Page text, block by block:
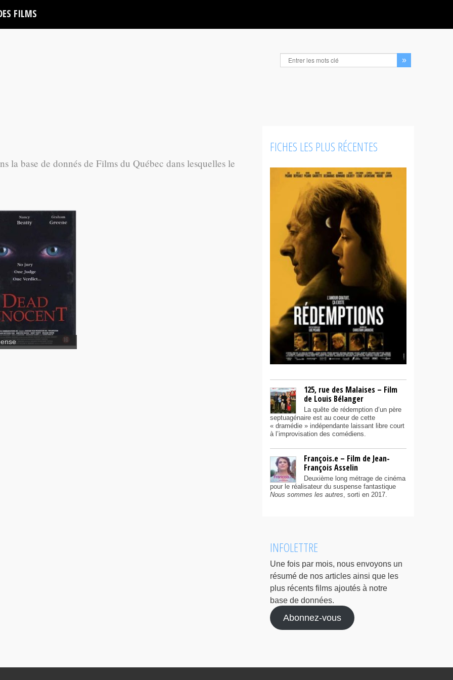
FILMS
la base de donnés de Films du Québec dans lesquelles le
FICHES LES PLUS RÉCENTES
125, rue des Malaises – Film
de Louis Bélanger
La quête de rédemption d’un père
septuagénaire est au coeur de cette
« dramédie » indépendante laissant libre court
à l’improvisation des comédiens.
François.e – Film de Jean-
François Asselin
Deuxième long métrage de cinéma
pour le réalisateur du suspense fantastique
Nous sommes les autres, sorti en 2017.
INFOLETTRE
Une fois par mois, nous envoyons un
résumé de nos articles ainsi que les
plus récents films ajoutés à notre
base de données.
Abonnez-vous